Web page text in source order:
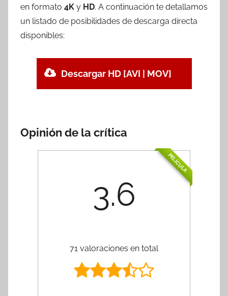
en formato 4K y HD. A continuación te detallamos
un listado de posibilidades de descarga directa
disponibles:
Descargar HD [AVI | MOV]
Opinión de la crítica
PELÍCULA
3.6
71 valoraciones en total